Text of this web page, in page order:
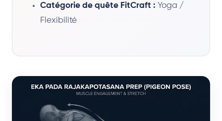
Catégorie de quête FitCraft : Yoga /
Flexibilité